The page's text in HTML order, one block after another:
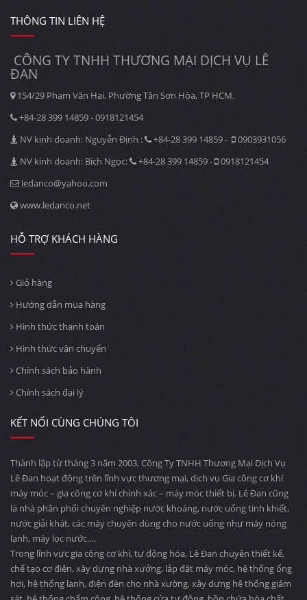
THÔNG TIN LIÊN HỆ
CÔNG TY TNHH THƯƠNG MẠI DỊCH VỤ LÊ
ĐAN
154/29 Phạm Văn Hai, Phường Tân Sơn Hòa, TP HCM.
+84-28 399 14859 - 0918121454
NV kinh doanh: Nguyễn Định :
+84-28 399 14859 -
0903931056
NV kinh doanh: Bích Ngọc:
+84-28 399 14859 -
0918121454
ledanco@yahoo.com
www.ledanco.net
HỖ TRỢ KHÁCH HÀNG
Giỏ hàng
Hướng dẫn mua hàng
Hình thức thanh toán
Hình thức vận chuyển
Chính sách bảo hành
Chính sách đại lý
KẾT NỐI CÙNG CHÚNG TÔI
Thành lập từ tháng 3 năm 2003, Công Ty TNHH Thương Mại Dịch Vụ
Lê Đan hoạt động trên lĩnh vực thương mại, dịch vụ Gia công cơ khí
máy móc – gia công cơ khí chính xác – máy móc thiết bị. Lê Đan cũng
là nhà phân phối chuyên nghiệp nước khoáng, nước uống tinh khiết,
nước giải khát, các máy chuyên dùng cho nước uống như máy nóng
lạnh, máy lọc nước….
Trong lĩnh vực gia công cơ khí, tự động hóa, Lê Đan chuyên thiết kế,
chế tạo cơ điện, xây dựng nhà xưởng, lắp đặt máy móc, hệ thống ống
hơi, hệ thống lạnh, điện đèn cho nhà xường, xây dựng hệ thống giám